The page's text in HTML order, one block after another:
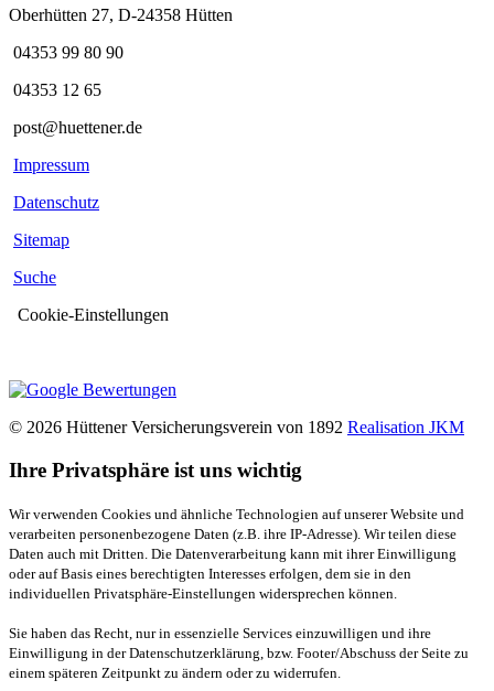
Oberhütten 27, D-24358 Hütten
04353 99 80 90
04353 12 65
post@huettener.de
Impressum
Datenschutz
Sitemap
Suche
Cookie-Einstellungen
© 2026 Hüttener Versicherungsverein von 1892 Realisation JKM
Ihre Privatsphäre ist uns wichtig
Wir verwenden Cookies und ähnliche Technologien auf unserer Website und
verarbeiten personenbezogene Daten (z.B. ihre IP-Adresse). Wir teilen diese
Daten auch mit Dritten. Die Datenverarbeitung kann mit ihrer Einwilligung
oder auf Basis eines berechtigten Interesses erfolgen, dem sie in den
individuellen Privatsphäre-Einstellungen widersprechen können.
Sie haben das Recht, nur in essenzielle Services einzuwilligen und ihre
Einwilligung in der Datenschutzerklärung, bzw. Footer/Abschuss der Seite zu
einem späteren Zeitpunkt zu ändern oder zu widerrufen.